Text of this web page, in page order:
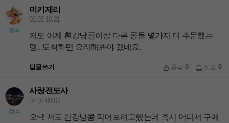
정석
미키제리
02.02 10:21
저도 어제 흰강남콩이랑 다른 콩들 몇가지 더 주문했는
뎅.. 도착하면 요리해봐야 겠네요.
답글쓰기 공감0 신고 0
정석
사랑전도사
02.02 09:07
오~!! 저도 흰강낭콩 먹어보려고했는데 혹시 어디서 구매